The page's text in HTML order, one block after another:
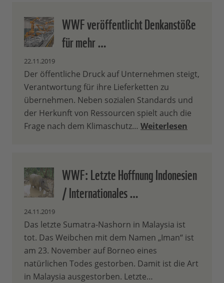
WWF veröffentlicht Denkanstöße
für mehr …
22.11.2019
Der öffentliche Druck auf Unternehmen steigt,
Verantwortung für ihre Lieferketten zu
übernehmen. Neben sozialen Standards und
der Herkunft von Ressourcen spielt auch die
Frage nach dem Klimaschutz… Weiterlesen
WWF: Letzte Hoffnung Indonesien
/ Internationales …
24.11.2019
Das letzte Sumatra-Nashorn in Malaysia ist
tot. Das Weibchen mit dem Namen „Iman“ ist
am 23. November auf Borneo eines
natürlichen Todes gestorben. Damit ist die Art
in Malaysia ausgestorben. Letzte…